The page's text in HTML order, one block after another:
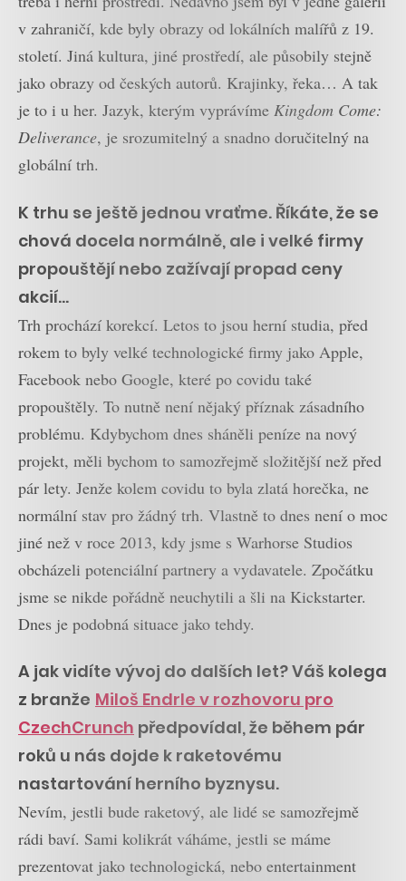
v zahraničí, kde byly obrazy od lokálních malířů z 19.
století. Jiná kultura, jiné prostředí, ale působily stejně
jako obrazy od českých autorů. Krajinky, řeka… A tak
je to i u her. Jazyk, kterým vyprávíme Kingdom Come:
Deliverance, je srozumitelný a snadno doručitelný na
globální trh.
K trhu se ještě jednou vraťme. Říkáte, že se
chová docela normálně, ale i velké firmy
propouštějí nebo zažívají propad ceny
akcií…
Trh prochází korekcí. Letos to jsou herní studia, před
rokem to byly velké technologické firmy jako Apple,
Facebook nebo Google, které po covidu také
propouštěly. To nutně není nějaký příznak zásadního
problému. Kdybychom dnes sháněli peníze na nový
projekt, měli bychom to samozřejmě složitější než před
pár lety. Jenže kolem covidu to byla zlatá horečka, ne
normální stav pro žádný trh. Vlastně to dnes není o moc
jiné než v roce 2013, kdy jsme s Warhorse Studios
obcházeli potenciální partnery a vydavatele. Zpočátku
jsme se nikde pořádně neuchytili a šli na Kickstarter.
Dnes je podobná situace jako tehdy.
A jak vidíte vývoj do dalších let? Váš kolega
z branže Miloš Endrle v rozhovoru pro
CzechCrunch předpovídal, že během pár
roků u nás dojde k raketovému
nastartování herního byznysu.
Nevím, jestli bude raketový, ale lidé se samozřejmě
rádi baví. Sami kolikrát váháme, jestli se máme
prezentovat jako technologická, nebo entertainment